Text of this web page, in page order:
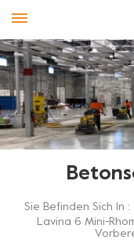
Sie Befinden Sich In :
Lavina 6 Mini-